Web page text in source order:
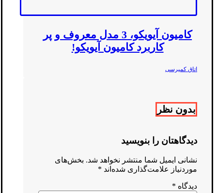
کامیون آیویکو، 3 مدل معروف و پر
کاربرد کامیون آیویکو!
اتاق کمپرسی
بدون نظر
دیدگاهتان را بنویسید
نشانی ایمیل شما منتشر نخواهد شد. بخش‌های
موردنیاز علامت‌گذاری شده‌اند *
دیدگاه *